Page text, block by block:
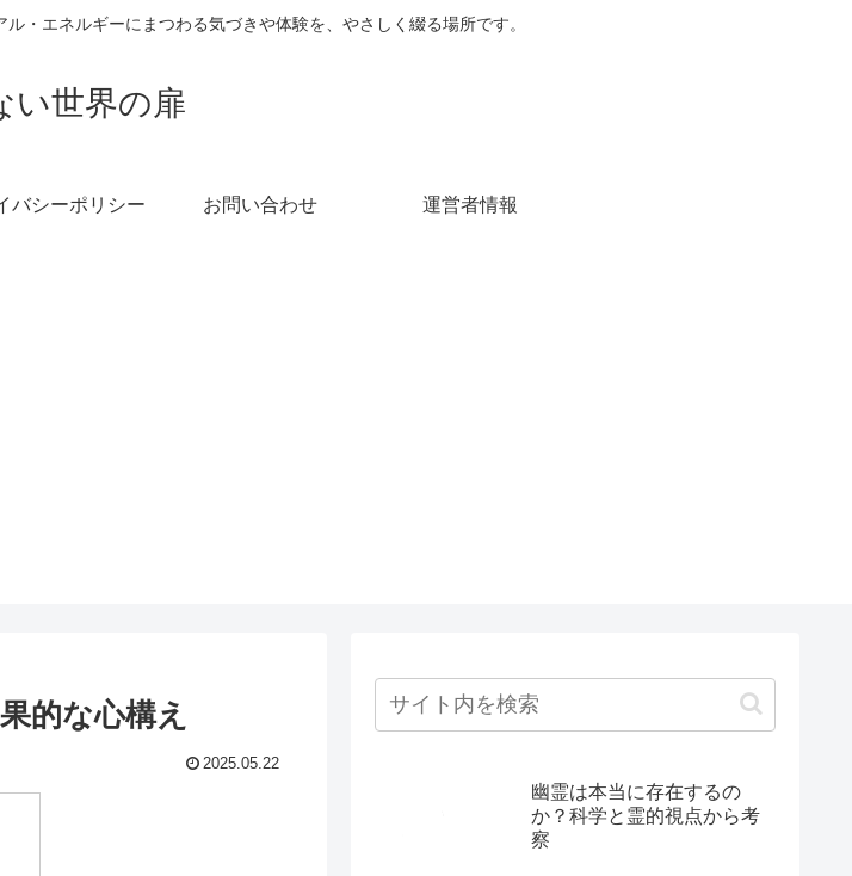
・エネルギーにまつわる気づきや体験を、やさしく綴る場所です。
い世界の扉
バシーポリシー お問い合わせ 運営者情報
的な心構え
2025.05.22
幽霊は本当に存在するの
か？科学と霊的視点から考
察